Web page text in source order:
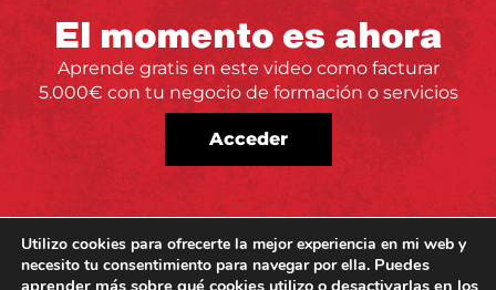
El momento es ahora
Aprende gratis en este video como facturar
5.000€ con tu negocio de formación o servicios
Acceder
Utilizo cookies para ofrecerte la mejor experiencia en mi web y
necesito tu consentimiento para navegar por ella. Puedes
aprender más sobre qué cookies utilizo o desactivarlas en los